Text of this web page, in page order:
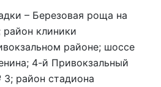
– Березовая роща на
клиники
районе; шоссе
4-й Привокзальный
район стадиона